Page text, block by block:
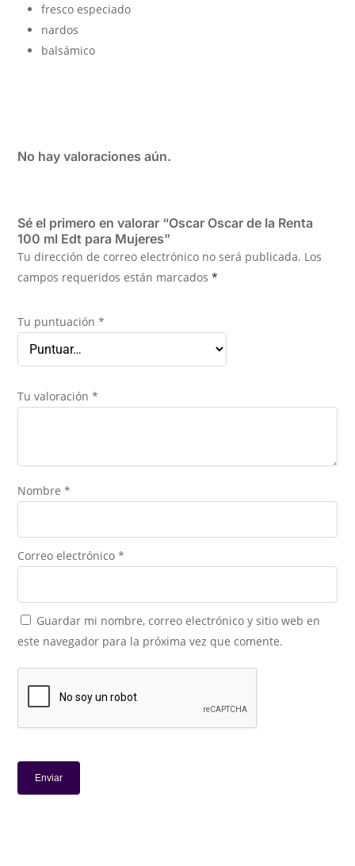
fresco especiado
nardos
balsámico
No hay valoraciones aún.
Sé el primero en valorar “Oscar Oscar de la Renta
100 ml Edt para Mujeres”
Tu dirección de correo electrónico no será publicada. Los
campos requeridos están marcados*
Tu puntuación*
Tu valoración*
Nombre*
Correo electrónico*
Guardar mi nombre, correo electrónico y sitio web en
este navegador para la próxima vez que comente.